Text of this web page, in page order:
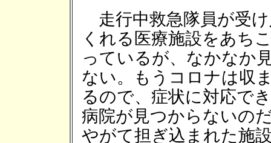
走行中救急隊員が受
くれる医療施設をあち
っているが、なかなか
ない。もうコロナは収
るので、症状に対応で
病院が見つからないの
やがて担ぎ込まれた施